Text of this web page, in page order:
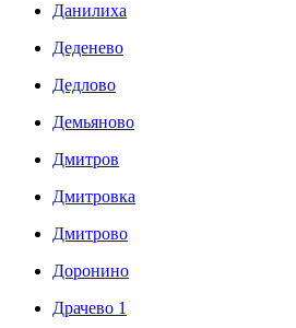
Данилиха
Деденево
Дедлово
Демьяново
Дмитров
Дмитровка
Дмитрово
Доронино
Драчево 1